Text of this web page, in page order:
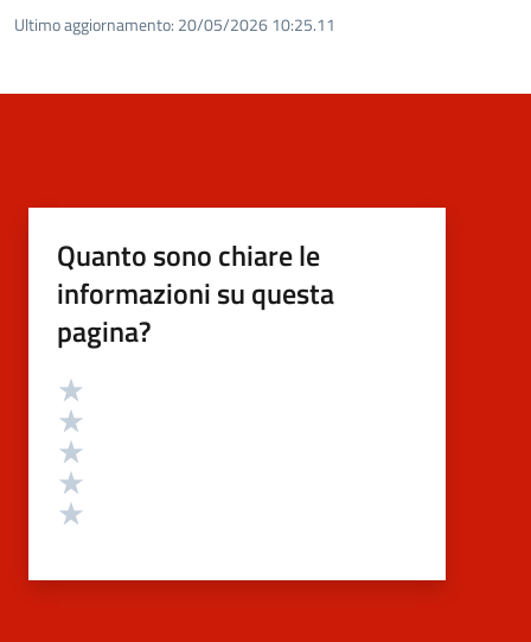
Ultimo aggiornamento: 20/05/2026 10:25.11
Quanto sono chiare le
informazioni su questa
pagina?
Valutazione